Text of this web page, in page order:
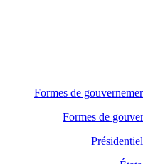
Formes de
Formes de
Présidentiel